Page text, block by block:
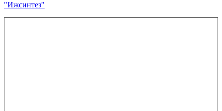
"Ижсинтез"